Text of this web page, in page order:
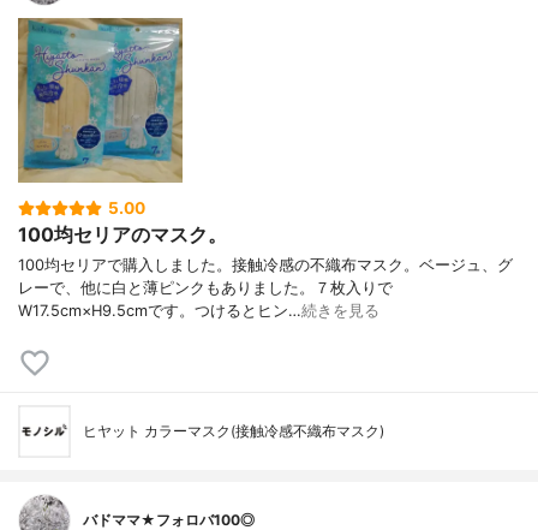
5.00
100均セリアのマスク。
100均セリアで購入しました。接触冷感の不織布マスク。ベージュ、グ
レーで、他に白と薄ピンクもありました。７枚入りで
W17.5cm×H9.5cmです。つけるとヒン…続きを見る
ヒヤット カラーマスク(接触冷感不織布マスク)
バドママ★フォロバ100◎